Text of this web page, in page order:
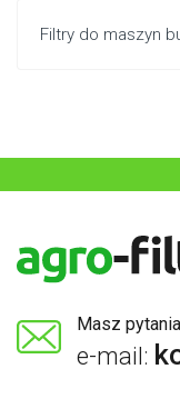
Filtry do maszyn
Masz
e-mail: